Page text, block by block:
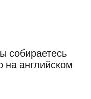
собираетесь
на английском